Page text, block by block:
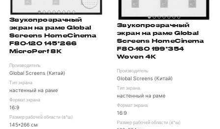
Звукопрозрачный
экран на раме Global
Screens HomeCinema
F80-120 145*266
MicroPerf 8K
Производитель
Global Screens (Китай)
Тип экрана
настенный на раме
Формат экрана
16:9
Размер рабочей области (в*ш)
145*266 см
Звукопрозрачный
экран на раме Global
Screens HomeCinema
F80-160 199*354
Woven 4K
Производитель
Global Screens (Китай)
Тип экрана
настенный на раме
Формат экрана
16:9
Размер рабочей области (в*ш)